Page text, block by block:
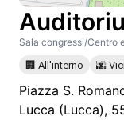
Sala congressi/Centro
🏢 All'interno
🌆
Piazza S.
Lucca (Lucca),